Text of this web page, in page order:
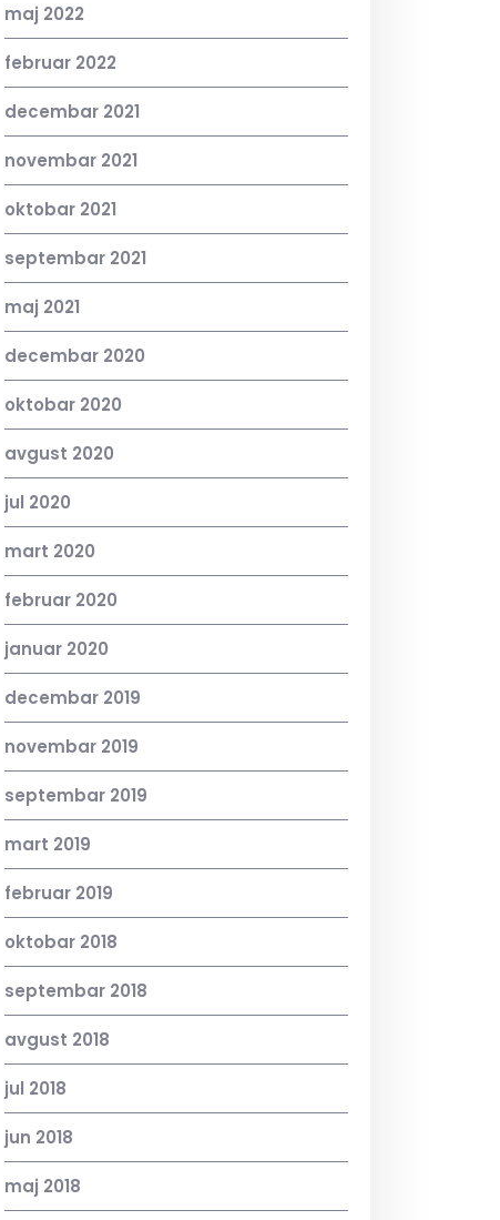
maj 2022
februar 2022
decembar 2021
novembar 2021
oktobar 2021
septembar 2021
maj 2021
decembar 2020
oktobar 2020
avgust 2020
jul 2020
mart 2020
februar 2020
januar 2020
decembar 2019
novembar 2019
septembar 2019
mart 2019
februar 2019
oktobar 2018
septembar 2018
avgust 2018
jul 2018
jun 2018
maj 2018